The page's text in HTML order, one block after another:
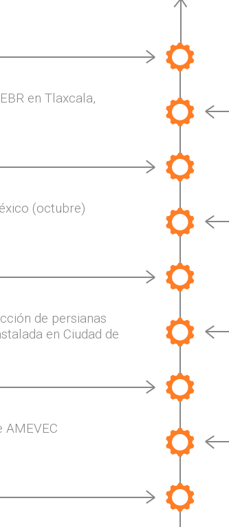
en Tlaxcala,
(octubre)
de persianas
en Ciudad de
AMEVEC